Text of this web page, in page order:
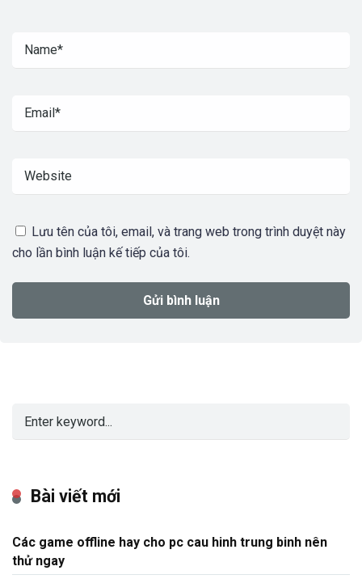
Lưu tên của tôi, email, và trang web trong trình duyệt này
cho lần bình luận kế tiếp của tôi.
Bài viết mới
Các game offline hay cho pc cau hinh trung binh nên
thử ngay